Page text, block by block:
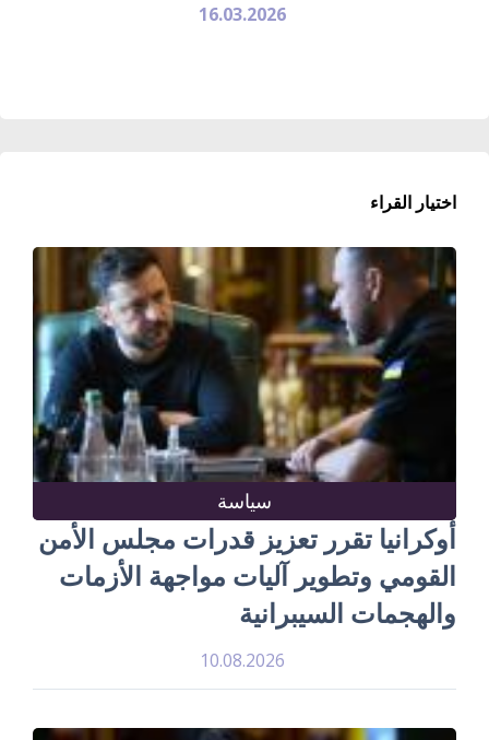
16.03.2026
اختيار القراء
سياسة
أوكرانيا تقرر تعزيز قدرات مجلس الأمن
القومي وتطوير آليات مواجهة الأزمات
والهجمات السيبرانية
10.08.2026